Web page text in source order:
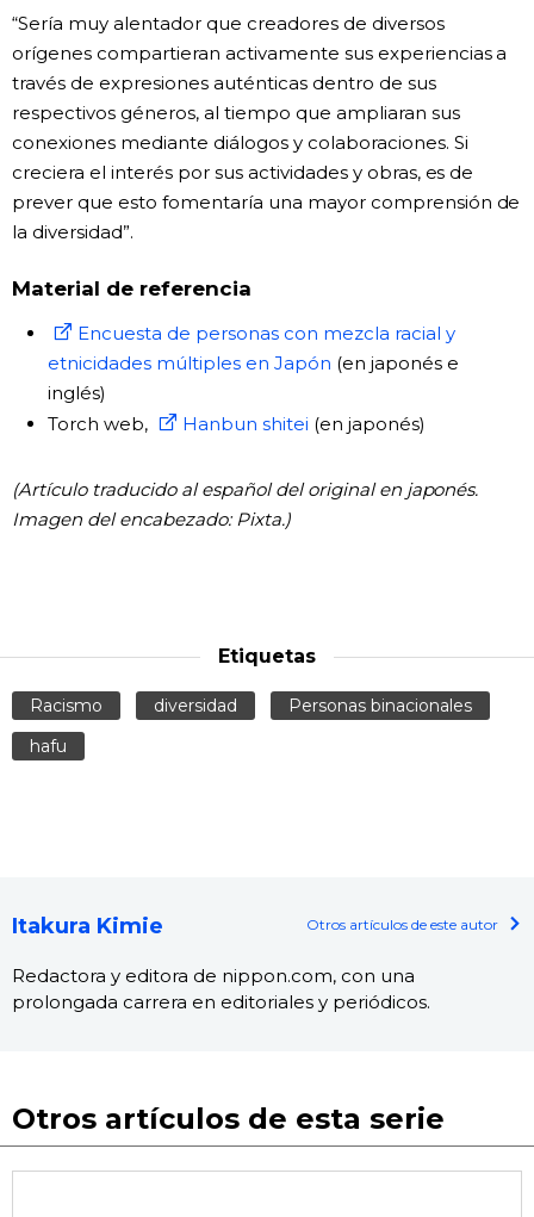
“Sería muy alentador que creadores de diversos
orígenes compartieran activamente sus experiencias a
través de expresiones auténticas dentro de sus
respectivos géneros, al tiempo que ampliaran sus
conexiones mediante diálogos y colaboraciones. Si
creciera el interés por sus actividades y obras, es de
prever que esto fomentaría una mayor comprensión de
la diversidad”.
Material de referencia
Encuesta de personas con mezcla racial y
etnicidades múltiples en Japón (en japonés e
inglés)
Torch web,
Hanbun shitei (en japonés)
(Artículo traducido al español del original en japonés.
Imagen del encabezado: Pixta.)
Etiquetas
Racismo diversidad
Personas binacionales
hafu
Itakura Kimie Otros artículos de este autor
Redactora y editora de nippon.com, con una
prolongada carrera en editoriales y periódicos.
Otros artículos de esta serie